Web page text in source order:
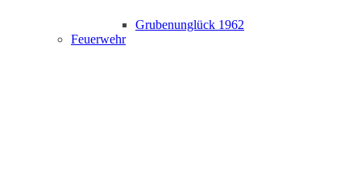
Grubenunglück 1962
Feuerwehr